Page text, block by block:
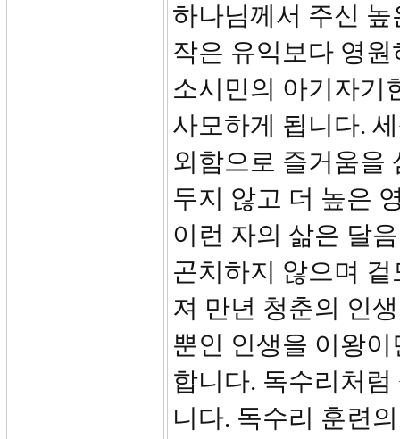
하나님께서 주신
작은 유익보다 영
소시민의 아기자기
사모하게 됩니다.
외함으로 즐거움을
두지 않고 더 높은
이런 자의 삶은 달
곤치하지 않으며
져 만년 청춘의 인
뿐인 인생을 이왕
합니다. 독수리처
니다. 독수리 훈련